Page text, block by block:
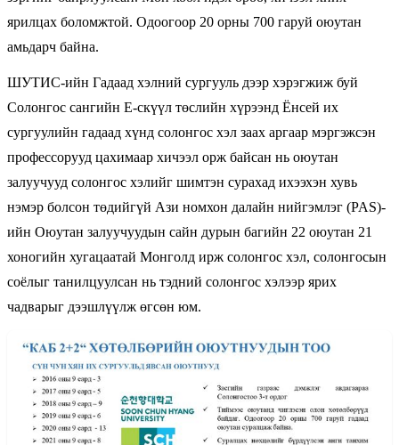
ярилцах боломжтой. Одоогоор 20 орны 700 гаруй оюутан
амьдарч байна.
ШУТИС-ийн Гадаад хэлний сургууль дээр хэрэгжиж буй
Солонгос сангийн Е-скүүл төслийн хүрээнд Ёнсей их
сургуулийн гадаад хүнд солонгос хэл заах аргаар мэргэжсэн
профессорууд цахимаар хичээл орж байсан нь оюутан
залуучууд солонгос хэлийг шимтэн сурахад ихээхэн хувь
нэмэр болсон төдийгүй Ази номхон далайн нийгэмлэг (PAS)-
ийн Оюутан залуучуудын сайн дурын багийн 22 оюутан 21
хоногийн хугацаатай Монголд ирж солонгос хэл, солонгосын
соёлыг танилцуулсан нь тэдний солонгос хэлээр ярих
чадварыг дээшлүүлж өгсөн юм.